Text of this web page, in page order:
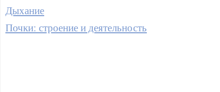
Дыхание
Почки: строение и деятельность